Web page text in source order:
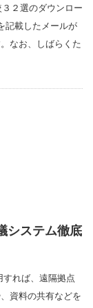
２選のダウンロー
記載したメールが
なお、しばらくた
システム徹底
すれば、遠隔拠点
資料の共有などを